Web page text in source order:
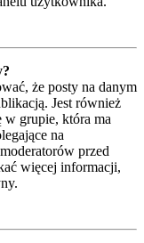
że posty na danym
Jest również
w grupie, która ma
na
przed
więcej informacji,